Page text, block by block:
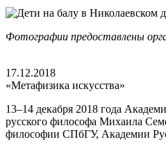
Фотографии предоставлены
17.12.2018
«Метафизика искусства»
13–14 декабря 2018 года
русского философа Михаила
философии СПбГУ, Академии